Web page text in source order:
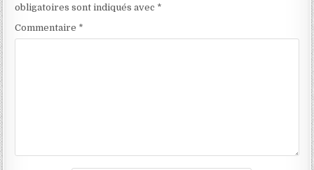
obligatoires sont indiqués avec *
Commentaire *